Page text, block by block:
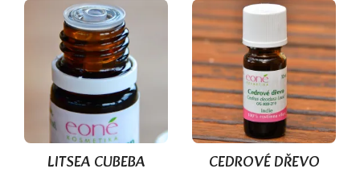
LITSEA CUBEBA CEDROVÉ DŘEVO